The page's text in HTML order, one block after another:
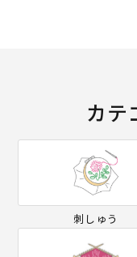
カテ
刺しゅう